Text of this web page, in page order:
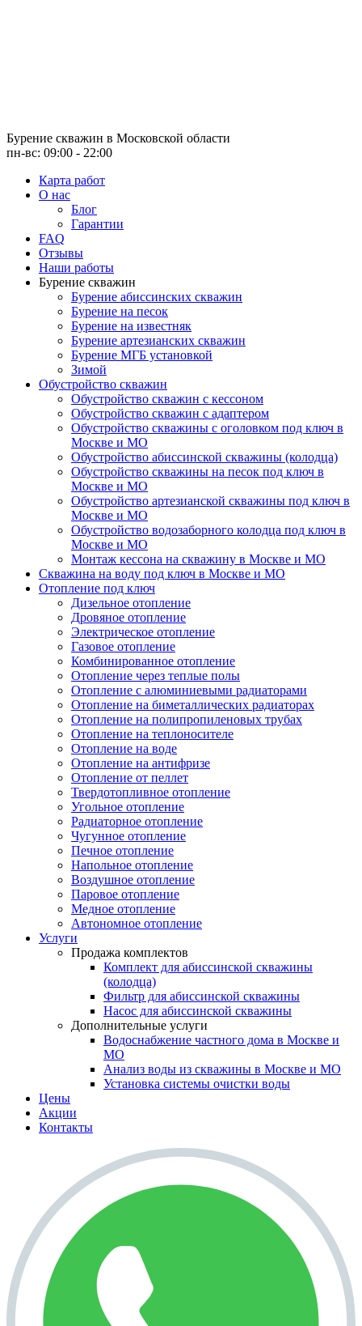
Бурение скважин в Московской области
пн-вс: 09:00 - 22:00
Карта работ
О нас
Блог
Гарантии
FAQ
Отзывы
Наши работы
Бурение скважин
Бурение абиссинских скважин
Бурение на песок
Бурение на известняк
Бурение артезианских скважин
Бурение МГБ установкой
Зимой
Обустройство скважин
Обустройство скважин с кессоном
Обустройство скважин с адаптером
Обустройство скважины с оголовком под ключ в
Москве и МО
Обустройство абиссинской скважины (колодца)
Обустройство скважины на песок под ключ в
Москве и МО
Обустройство артезианской скважины под ключ в
Москве и МО
Обустройство водозаборного колодца под ключ в
Москве и МО
Монтаж кессона на скважину в Москве и МО
Скважина на воду под ключ в Москве и МО
Отопление под ключ
Дизельное отопление
Дровяное отопление
Электрическое отопление
Газовое отопление
Комбинированное отопление
Отопление через теплые полы
Отопление с алюминиевыми радиаторами
Отопление на биметаллических радиаторах
Отопление на полипропиленовых трубах
Отопление на теплоносителе
Отопление на воде
Отопление на антифризе
Отопление от пеллет
Твердотопливное отопление
Угольное отопление
Радиаторное отопление
Чугунное отопление
Печное отопление
Напольное отопление
Воздушное отопление
Паровое отопление
Медное отопление
Автономное отопление
Услуги
Продажа комплектов
Комплект для абиссинской скважины
(колодца)
Фильтр для абиссинской скважины
Насос для абиссинской скважины
Дополнительные услуги
Водоснабжение частного дома в Москве и
МО
Анализ воды из скважины в Москве и МО
Установка системы очистки воды
Цены
Акции
Контакты